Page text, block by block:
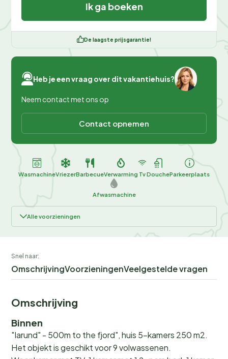
Ik ga boeken
De laagste prijsgarantie!
Heb je een vraag over dit vakantiehuis?
Neem contact met ons op
Contact opnemen
WasmachineVriezerBarbecueVerwarming TvDoucheParkeerplaats
Afwasmachine
Alle voorzieningen
Snel naar:
OmschrijvingVoorzieningenVeelgestelde vragen
Omschrijving
Binnen
"Iarund" - 500m to the fjord", huis 5-kamers 250 m2.
Het objekt is geschikt voor 9 volwassenen.